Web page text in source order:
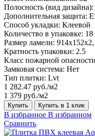
Полосность (вид дизайна):
Дополнительная защита:
Способ укладки: Клеевой
Количество в упаковке: 18
Размер ламели:
Кратность упаковки: 2.5
Класс пожарной
Замковая система: Нет
Тип плитки: Lvt
1 282.47 руб./м2
1 379 руб./м2
Купить Купить в 1 клик
В избранное В избранном
Сравнить